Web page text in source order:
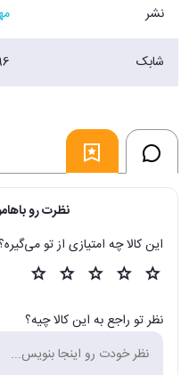
نشر
شابک
نظرت رو
این کالا چه امتیازی از تو
نظر تو راجع به این کالا چیه؟